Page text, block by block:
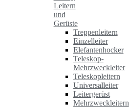
Leitern
und
Gerüste
Treppenleitern
Einzelleiter
Elefantenhocker
Teleskop-
Mehrzweckleiter
Teleskopleitern
Universalleiter
Leitergerüst
Mehrzweckleitern